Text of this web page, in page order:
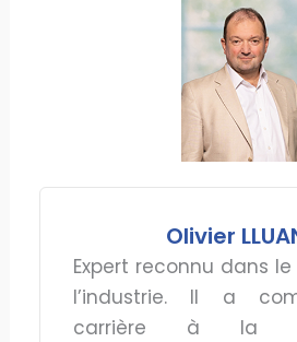
Olivier
Expert reconnu dans
l’industrie. Il a
carrière à la